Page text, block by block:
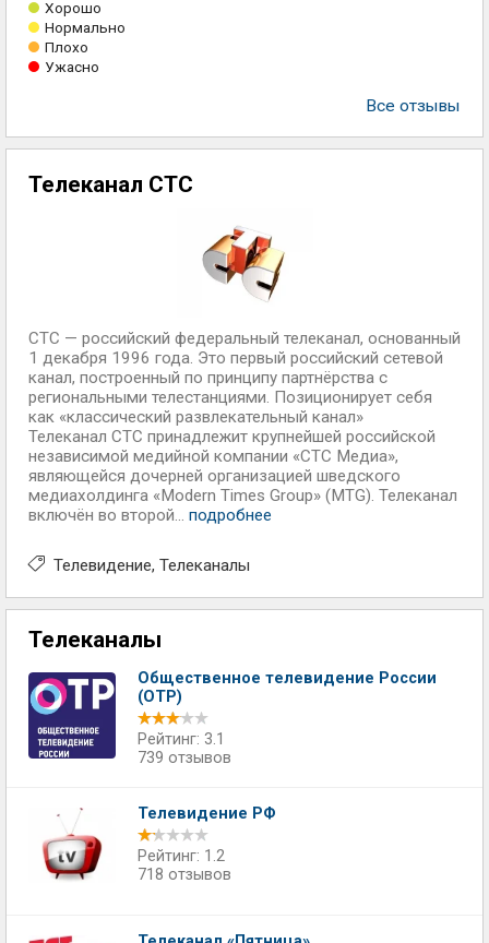
Хорошо
Нормально
Плохо
Ужасно
Все отзывы
Телеканал СТС
СТС — российский федеральный телеканал, основанный
1 декабря 1996 года. Это первый российский сетевой
канал, построенный по принципу партнёрства с
региональными телестанциями. Позиционирует себя
как «классический развлекательный канал»
Телеканал СТС принадлежит крупнейшей российской
независимой медийной компании «СТС Медиа»,
являющейся дочерней организацией шведского
медиахолдинга «Modern Times Group» (MTG). Телеканал
включён во второй... подробнее
Телевидение Телеканалы
Телеканалы
Общественное телевидение России
(ОТР)
Рейтинг: 3.1
739 отзывов
Телевидение РФ
Рейтинг: 1.2
718 отзывов